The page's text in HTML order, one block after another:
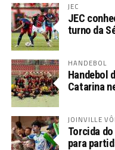
JEC
JEC
turno da
HANDEBOL
Handebol
Catarina
JOINVILLE
Torcida
para